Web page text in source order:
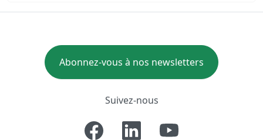
Abonnez-vous à nos newsletters
Suivez-nous